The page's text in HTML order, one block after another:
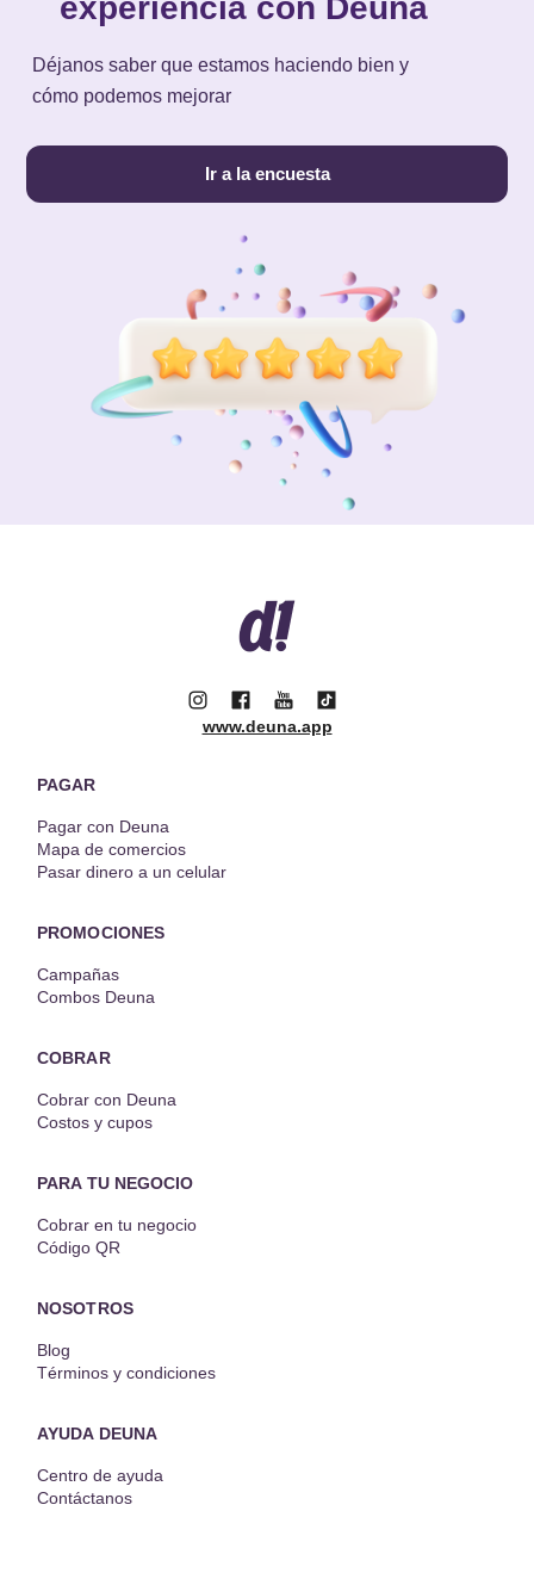
experiencia con Deuna
Déjanos saber que estamos haciendo bien y
cómo podemos mejorar
Ir a la encuesta
www.deuna.app
PAGAR
Pagar con Deuna
Mapa de comercios
Pasar dinero a un celular
PROMOCIONES
Campañas
Combos Deuna
COBRAR
Cobrar con Deuna
Costos y cupos
PARA TU NEGOCIO
Cobrar en tu negocio
Código QR
NOSOTROS
Blog
Términos y condiciones
AYUDA DEUNA
Centro de ayuda
Contáctanos